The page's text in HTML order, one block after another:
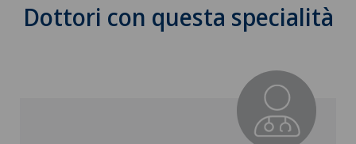
Dottori con questa specialità